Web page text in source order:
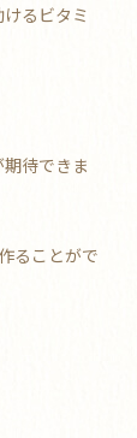
るビタミ
待できま
ることがで